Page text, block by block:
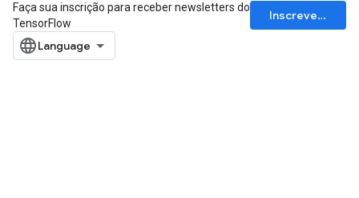
Faça sua inscrição para receber newsletters do
TensorFlow
Inscrever-se